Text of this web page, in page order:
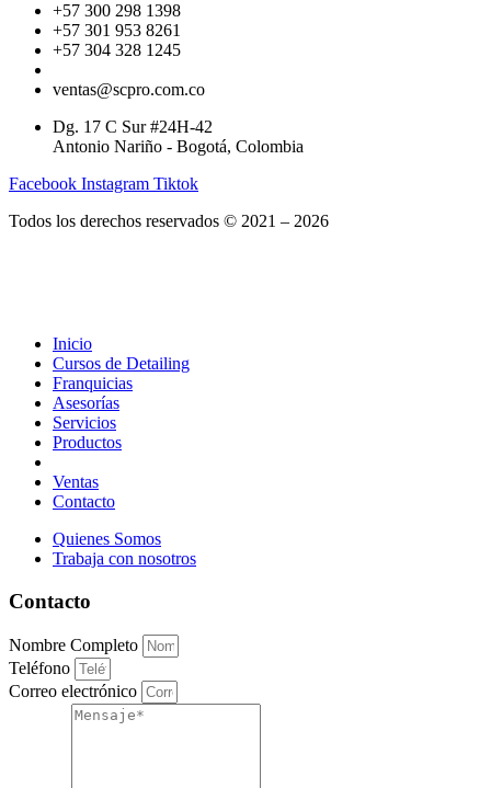
+57 300 298 1398
+57 301 953 8261
+57 304 328 1245
ventas@scpro.com.co
Dg. 17 C Sur #24H-42
Antonio Nariño - Bogotá, Colombia
Facebook Instagram Tiktok
Todos los derechos reservados © 2021 – 2026
Inicio
Cursos de Detailing
Franquicias
Asesorías
Servicios
Productos
Ventas
Contacto
Quienes Somos
Trabaja con nosotros
Contacto
Nombre Completo
Teléfono
Correo electrónico